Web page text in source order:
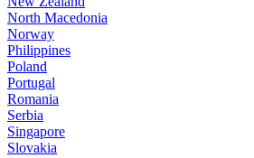
North Macedonia
Norway
Philippines
Poland
Portugal
Romania
Serbia
Singapore
Slovakia